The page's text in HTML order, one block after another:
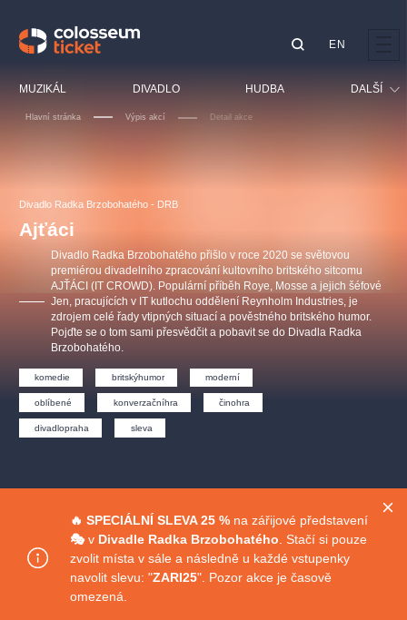
MUZIKÁL DIVADLO HUDBA DALŠÍ
Sport
Ostatní
EN
Hlavní stránka Výpis akcí Detail akce
Divadlo Radka Brzobohatého - DRB
Ajťáci
Divadlo Radka Brzobohatého přišlo v roce 2020 se světovou
premiérou divadelního zpracování kultovního britského sitcomu
AJŤÁCI (IT CROWD). Populární příběh Roye, Mosse a jejich šéfové
Jen, pracujících v IT kutlochu oddělení Reynholm Industries, je
zdrojem celé řady vtipných situací a pověstného britského humor.
Pojďte se o tom sami přesvědčit a pobavit se do Divadla Radka
Brzobohatého.
komedie britskýhumor moderní
oblíbené konverzačníhra činohra
divadlopraha sleva
🔥 SPECIÁLNÍ SLEVA 25 % na zářijové představení
🎭v Divadle Radka Brzobohatého . Stačí si pouze
zvolit místa v sále a následně u každé vstupenky
navolit slevu: "ZARI25". Pozor akce je časově
omezená.
OBYČEJNÁ HOLKA
Agentura 44, s.r.o.
Pink Panther Agency,
Ostatní hledají
muzikálypraha
Nejnavštěvovanější